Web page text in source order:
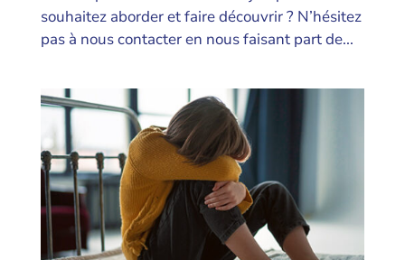
souhaitez aborder et faire découvrir ? N’hésitez
pas à nous contacter en nous faisant part de...